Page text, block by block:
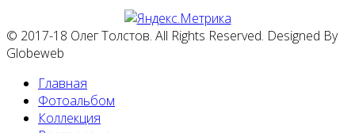
© 2017-18 Олег Толстов. All Rights Reserved. Designed By
Globeweb
Главная
Фотоальбом
Коллекция